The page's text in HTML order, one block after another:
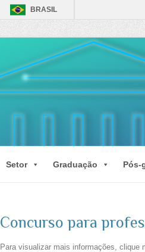
BRASIL
Setor Graduação Pós-
Concurso para
Para visualizar mais informações, clique